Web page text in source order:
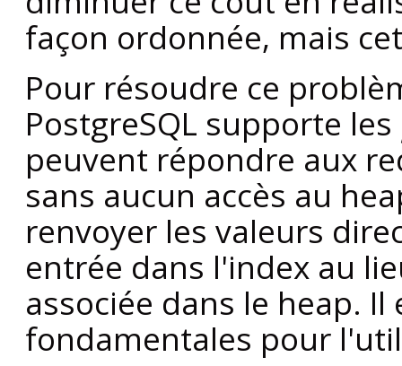
façon ordonnée, mais
Pour résoudre ce
PostgreSQL supporte les
peuvent répondre aux
sans aucun accès au
renvoyer les valeurs
entrée dans l'index au
associée dans le heap.
fondamentales pour